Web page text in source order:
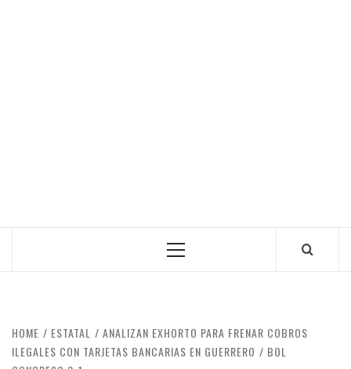
Primary
HOME ESTATAL
ANALIZAN EXHORTO PARA FRENAR COBROS
ILEGALES CON TARJETAS BANCARIAS EN GUERRERO
BOL